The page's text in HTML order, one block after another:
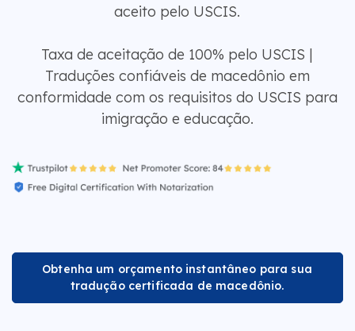
aceito pelo USCIS.
Taxa de aceitação de 100% pelo USCIS |
Traduções confiáveis ​​de macedônio em
conformidade com os requisitos do USCIS para
imigração e educação.
Obtenha um orçamento instantâneo para sua
tradução certificada de macedônio.